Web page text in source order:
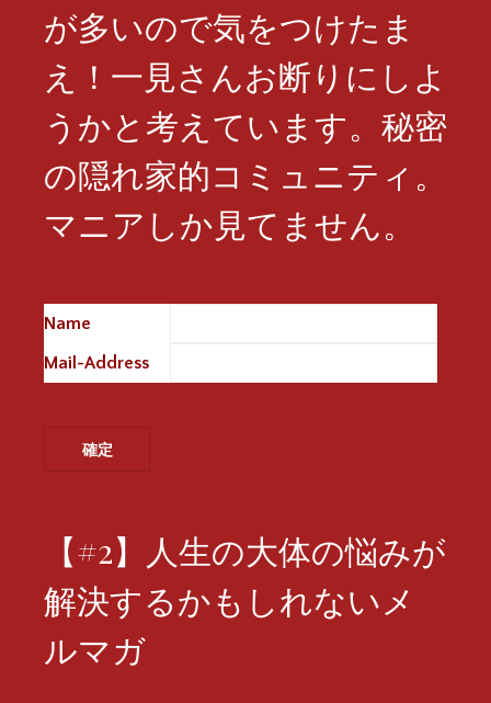
が多いので気をつけたま
え！一見さんお断りにしよ
うかと考えています。秘密
の隠れ家的コミュニティ。
マニアしか見てません。
Name
Mail-Address
【#2】人生の大体の悩みが
解決するかもしれないメ
ルマガ